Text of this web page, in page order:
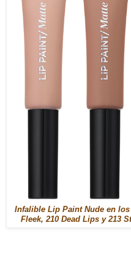
Infalible Lip Paint Nude en los
Fleek, 210 Dead Lips y 213